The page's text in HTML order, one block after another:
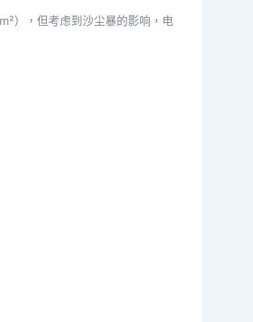
），但考虑到沙尘暴的影响，电